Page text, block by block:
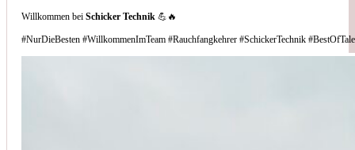
Willkommen beiSchicker Technik 💪🔥
#NurDieBesten #WillkommenImTeam #Rauchfangkehrer #SchickerTechnik
Nettes Team, und kompetente Beratung.